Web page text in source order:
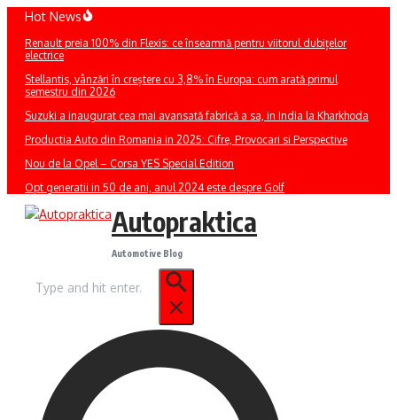
Sari
conținut
Hot News
Renault preia 100% din Flexis: ce înseamnă pentru viitorul dubițelor
electrice
Stellantis, vânzări în creștere cu 3,8% în Europa: cum arată primul
semestru din 2026
Suzuki a inaugurat cea mai avansată fabrică a sa, in India la Kharkhoda
Productia Auto din Romania in 2025: Cifre, Provocari si Perspective
Nou de la Opel – Corsa YES Special Edition
Opt generatii in 50 de ani, anul 2024 este despre Golf
Autopraktica
Automotive Blog
după: